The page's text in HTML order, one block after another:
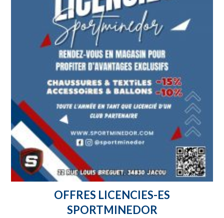
OFFRES LICENCIES-ES
SPORTMINEDOR